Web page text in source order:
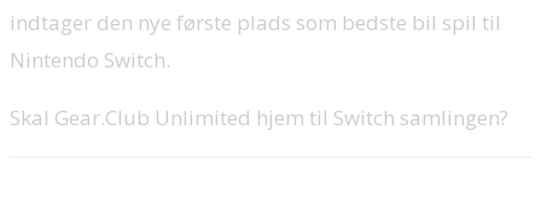
indtager den nye første plads som bedste bil spil til
Nintendo Switch.
Skal Gear.Club Unlimited hjem til Switch samlingen?